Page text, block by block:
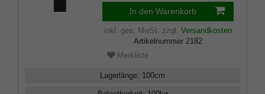
In den Warenkorb
inkl. ges. MwSt. zzgl. Versandkosten
Artikelnummer 2182
Merkliste
Lagerlänge: 100cm